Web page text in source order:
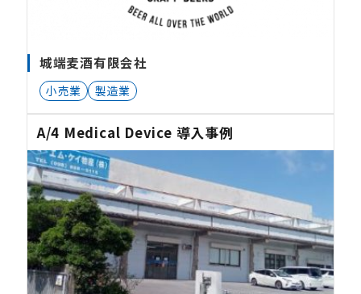
城端麦酒有限会社
小売業 製造業
A/4 Medical Device 導入事例